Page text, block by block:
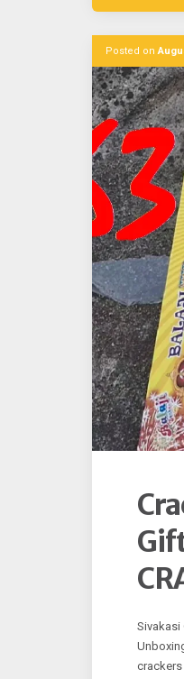
Posted on
Sivakasi